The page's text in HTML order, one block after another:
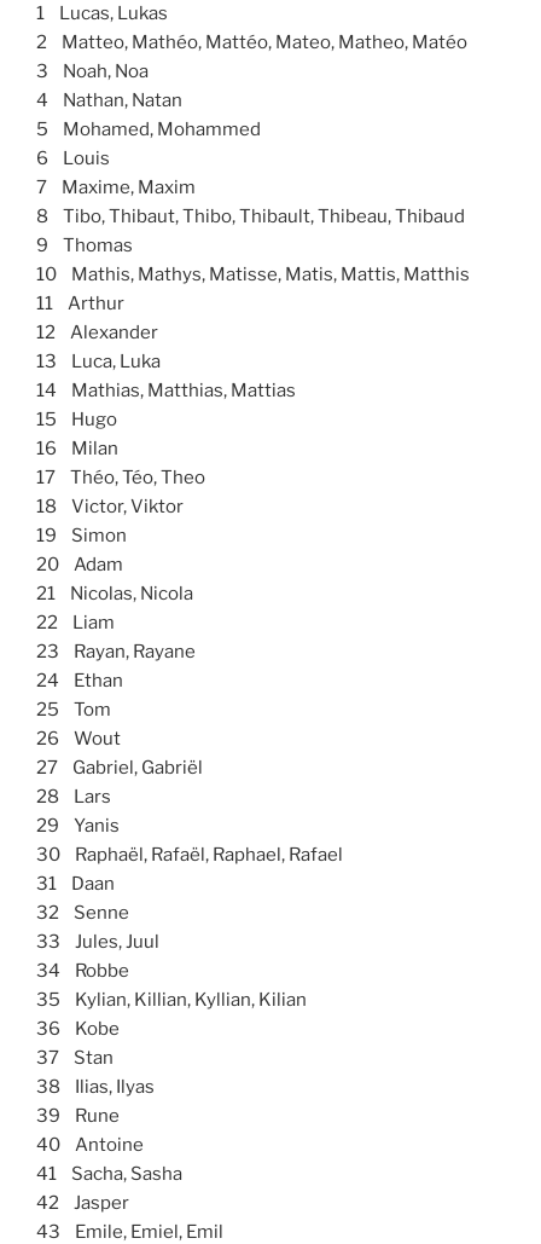
1 Lucas, Lukas
2 Matteo, Mathéo, Mattéo, Mateo, Matheo, Matéo
3 Noah, Noa
4 Nathan, Natan
5 Mohamed, Mohammed
6 Louis
7 Maxime, Maxim
8 Tibo, Thibaut, Thibo, Thibault, Thibeau, Thibaud
9 Thomas
10 Mathis, Mathys, Matisse, Matis, Mattis, Matthis
11 Arthur
12 Alexander
13 Luca, Luka
14 Mathias, Matthias, Mattias
15 Hugo
16 Milan
17 Théo, Téo, Theo
18 Victor, Viktor
19 Simon
20 Adam
21 Nicolas, Nicola
22 Liam
23 Rayan, Rayane
24 Ethan
25 Tom
26 Wout
27 Gabriel, Gabriël
28 Lars
29 Yanis
30 Raphaël, Rafaël, Raphael, Rafael
31 Daan
32 Senne
33 Jules, Juul
34 Robbe
35 Kylian, Killian, Kyllian, Kilian
36 Kobe
37 Stan
38 Ilias, Ilyas
39 Rune
40 Antoine
41 Sacha, Sasha
42 Jasper
43 Emile, Emiel, Emil